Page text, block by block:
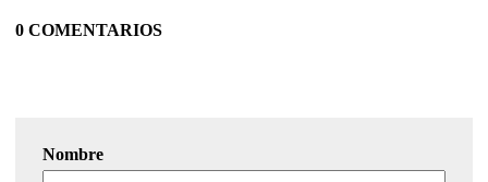
0 COMENTARIOS
Nombre